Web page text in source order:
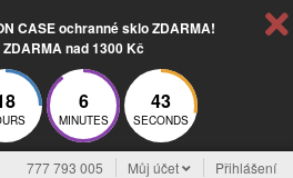
CASE ochranné sklo ZDARMA!
nad 1300 Kč
6
MINUTES
42
SECONDS
777 793 005 Můj účet Přihlášení